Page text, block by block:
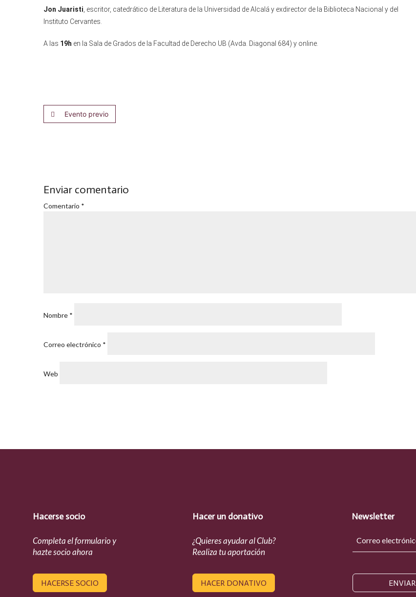
Jon Juaristi, escritor, catedrático de Literatura de la Universidad de Alcalá y exdirector de la Biblioteca Nacional y del
Instituto Cervantes.
A las 19h en la Sala de Grados de la Facultad de Derecho UB (Avda. Diagonal 684) y online.
Evento previo
Enviar comentario
Comentario *
Nombre *
Correo electrónico *
Web
Hacerse socio
Completa el formulario y
hazte socio ahora
HACERSE SOCIO
Hacer un donativo
¿Quieres ayudar al Club?
Realiza tu aportación
HACER DONATIVO
Newsletter
ENVIAR